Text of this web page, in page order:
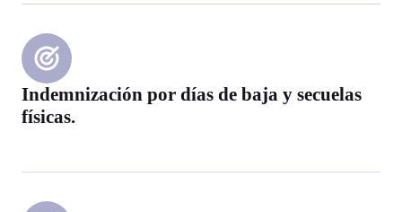
Indemnización por días de baja y secuelas
físicas.